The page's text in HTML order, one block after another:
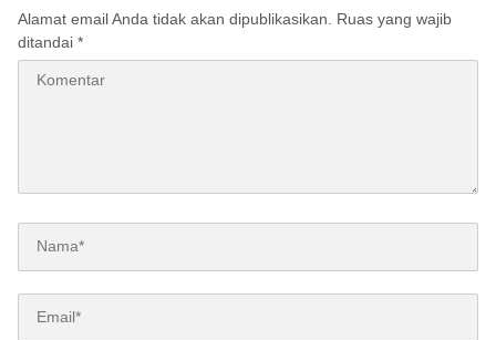
Alamat email Anda tidak akan dipublikasikan.
Ruas yang wajib
ditandai *